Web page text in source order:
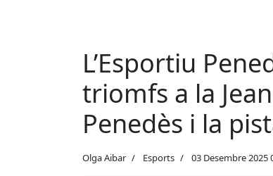
L’Esportiu
triomfs a la
Penedès i la
Olga Aibar Esports 03 Desembre 2025